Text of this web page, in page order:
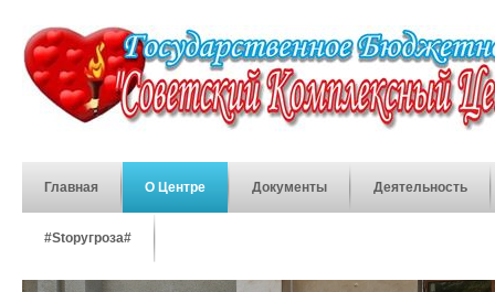
Главная О Центре Документы Деятельность
#Stopугроза#